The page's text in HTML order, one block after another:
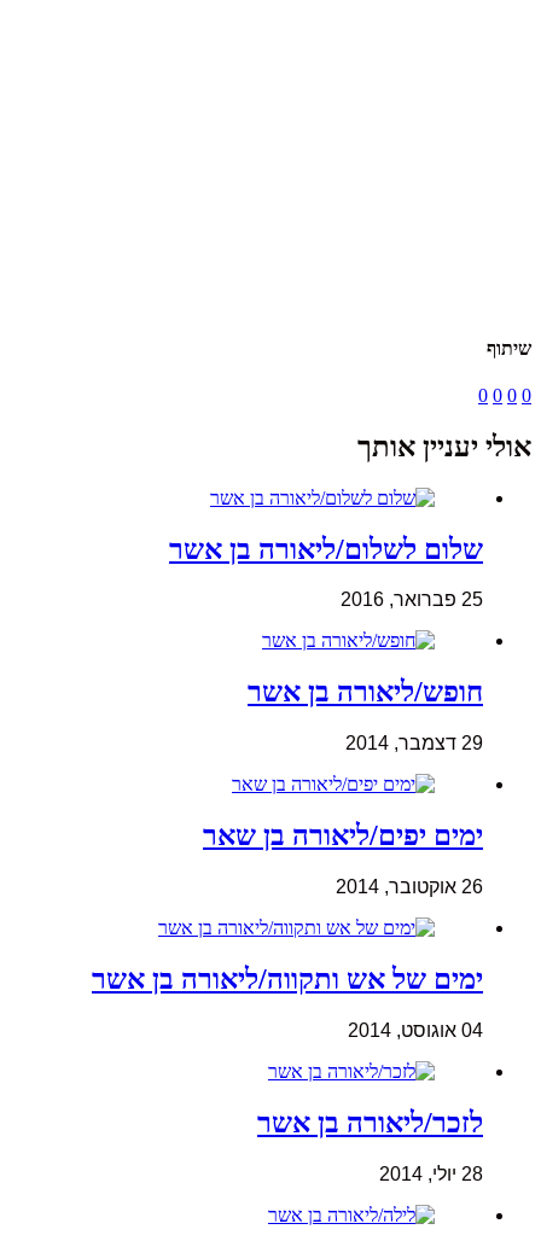
שיתוף
0
0
0
0
אולי יעניין אותך
שלום לשלום/ליאורה בן אשר
25 פברואר, 2016
חופש/ליאורה בן אשר
29 דצמבר, 2014
ימים יפים/ליאורה בן שאר
26 אוקטובר, 2014
ימים של אש ותקווה/ליאורה בן אשר
04 אוגוסט, 2014
לזכר/ליאורה בן אשר
28 יולי, 2014